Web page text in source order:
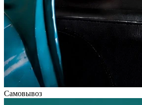
Самовывоз